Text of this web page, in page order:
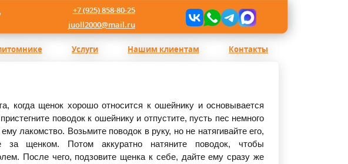
+7 (925) 858-80-25
juoll2000@mail.ru
Услуги Нашим клиентам Контакты
когда щенок хорошо относится к ошейнику и основывается
поводок к ошейнику и отпустите, пусть пес немного
лакомство. Возьмите поводок в руку, но не натягивайте его,
щенком. Потом аккуратно натяните поводок, чтобы
После чего, подзовите щенка к себе, дайте ему сразу же